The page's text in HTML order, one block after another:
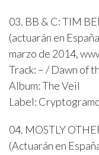
03. BB & C: TIM
(actuarán en
marzo de 2014,
Track: – / Dawn of
Album: The Veil
Label:
04. MOSTLY
(Actuarán en